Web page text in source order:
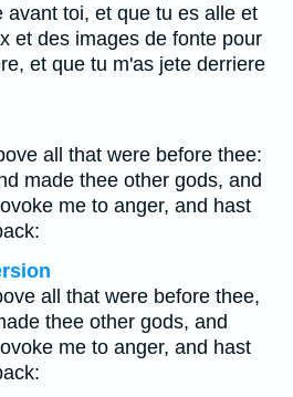
avant toi, et que tu es alle et
et des images de fonte pour
et que tu m'as jete derriere
all that were before thee:
made thee other gods, and
me to anger, and hast
all that were before thee,
thee other gods, and
me to anger, and hast